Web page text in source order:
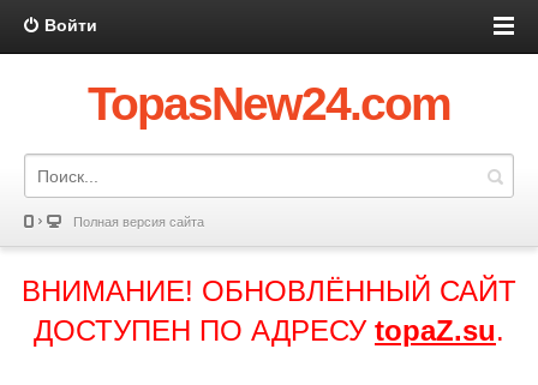
Войти
TopasNew24.com
Полная версия сайта
ВНИМАНИЕ! ОБНОВЛЁННЫЙ САЙТ
ДОСТУПЕН ПО АДРЕСУ topaZ.su.